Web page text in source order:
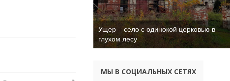
Ущер – село с одинокой церковью в
глухом лесу
МЫ В СОЦИАЛЬНЫХ СЕТЯХ